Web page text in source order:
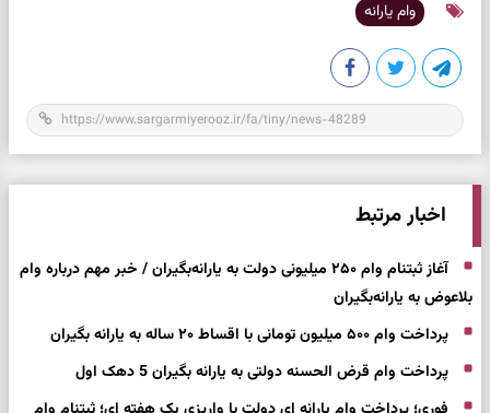
وام یارانه
اخبار مرتبط
آغاز ثبتنام وام ۲۵۰ میلیونی دولت به یارانه‌بگیران / خبر مهم درباره وام
بلاعوض به یارانه‌بگیران
پرداخت وام ۵۰۰ میلیون تومانی با اقساط ۲۰ ساله به یارانه بگیران
پرداخت وام قرض الحسنه دولتی به یارانه بگیران 5 دهک اول